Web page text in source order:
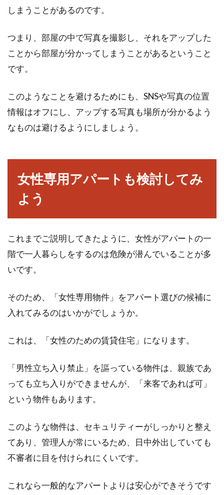
しまうことがあるのです。
つまり、部屋の中で写真を撮影し、それをアップした
ことから部屋が分かってしまうことがあるということ
です。
このようなことを避けるためにも、SNSや写真の位置
情報はオフにし、アップする写真も場所が分かるよう
なものは避けるようにしましょう。
女性専用アパートも検討してみ
よう
これまでご説明してきたように、女性がアパートの一
階で一人暮らしをするのは危険が潜んでいることが多
いです。
そのため、「女性専用物件」をアパート選びの候補に
入れてみるのはいかがでしょうか。
これは、「女性のための賃貸住宅」になります。
「男性立ち入り禁止」を謳っている物件は、親族であ
っても立ち入りができませんが、「来客であれば可」
という物件もあります。
このような物件は、セキュリティーがしっかりと整え
てあり、管理人が常にいるため、日中外出していても
不審者に目を付けられにくいです。
これなら一般的なアパートよりは安心ができそうです